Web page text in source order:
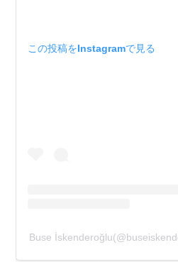
この投稿をInstagramで見る
Buse